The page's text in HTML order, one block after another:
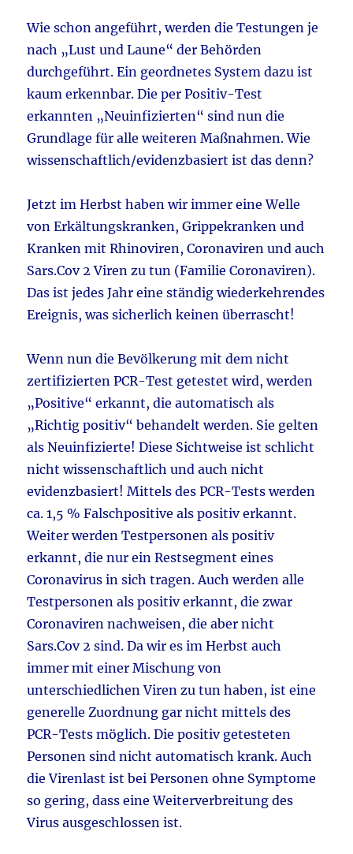
Wie schon angeführt, werden die Testungen je
nach „Lust und Laune“ der Behörden
durchgeführt. Ein geordnetes System dazu ist
kaum erkennbar. Die per Positiv-Test
erkannten „Neuinfizierten“ sind nun die
Grundlage für alle weiteren Maßnahmen. Wie
wissenschaftlich/evidenzbasiert ist das denn?
Jetzt im Herbst haben wir immer eine Welle
von Erkältungskranken, Grippekranken und
Kranken mit Rhinoviren, Coronaviren und auch
Sars.Cov 2 Viren zu tun (Familie Coronaviren).
Das ist jedes Jahr eine ständig wiederkehrendes
Ereignis, was sicherlich keinen überrascht!
Wenn nun die Bevölkerung mit dem nicht
zertifizierten PCR-Test getestet wird, werden
„Positive“ erkannt, die automatisch als
„Richtig positiv“ behandelt werden. Sie gelten
als Neuinfizierte! Diese Sichtweise ist schlicht
nicht wissenschaftlich und auch nicht
evidenzbasiert! Mittels des PCR-Tests werden
ca. 1,5 % Falschpositive als positiv erkannt.
Weiter werden Testpersonen als positiv
erkannt, die nur ein Restsegment eines
Coronavirus in sich tragen. Auch werden alle
Testpersonen als positiv erkannt, die zwar
Coronaviren nachweisen, die aber nicht
Sars.Cov 2 sind. Da wir es im Herbst auch
immer mit einer Mischung von
unterschiedlichen Viren zu tun haben, ist eine
generelle Zuordnung gar nicht mittels des
PCR-Tests möglich. Die positiv getesteten
Personen sind nicht automatisch krank. Auch
die Virenlast ist bei Personen ohne Symptome
so gering, dass eine Weiterverbreitung des
Virus ausgeschlossen ist.